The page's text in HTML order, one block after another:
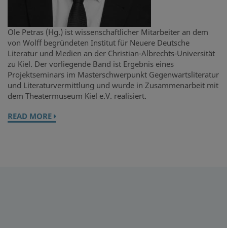
Ole Petras (Hg.) ist wissenschaftlicher Mitarbeiter an dem
von Wolff begründeten Institut für Neuere Deutsche
Literatur und Medien an der Christian-Albrechts-Universität
zu Kiel. Der vorliegende Band ist Ergebnis eines
Projektseminars im Masterschwerpunkt Gegenwartsliteratur
und Literaturvermittlung und wurde in Zusammenarbeit mit
dem Theatermuseum Kiel e.V. realisiert.
READ MORE